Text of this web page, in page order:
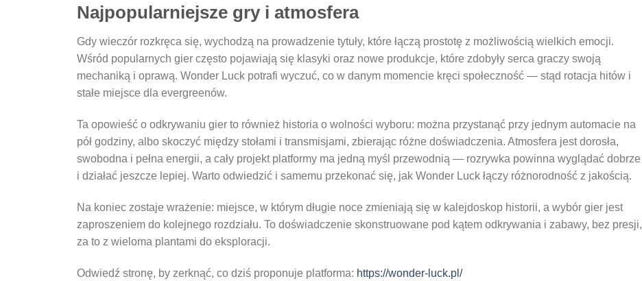
Najpopularniejsze gry i atmosfera
Gdy wieczór rozkręca się, wychodzą na prowadzenie tytuły, które łączą prostotę z możliwością wielkich emocji.
Wśród popularnych gier często pojawiają się klasyki oraz nowe produkcje, które zdobyły serca graczy swoją
mechaniką i oprawą. Wonder Luck potrafi wyczuć, co w danym momencie kręci społeczność — stąd rotacja hitów i
stałe miejsce dla evergreenów.
Ta opowieść o odkrywaniu gier to również historia o wolności wyboru: można przystanąć przy jednym automacie na
pół godziny, albo skoczyć między stołami i transmisjami, zbierając różne doświadczenia. Atmosfera jest dorosła,
swobodna i pełna energii, a cały projekt platformy ma jedną myśl przewodnią — rozrywka powinna wyglądać dobrze
i działać jeszcze lepiej. Warto odwiedzić i samemu przekonać się, jak Wonder Luck łączy różnorodność z jakością.
Na koniec zostaje wrażenie: miejsce, w którym długie noce zmieniają się w kalejdoskop historii, a wybór gier jest
zaproszeniem do kolejnego rozdziału. To doświadczenie skonstruowane pod kątem odkrywania i zabawy, bez presji,
za to z wieloma plantami do eksploracji.
Odwiedź stronę, by zerknąć, co dziś proponuje platforma: https://wonder-luck.pl/